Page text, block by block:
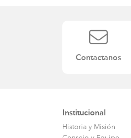
Contactanos
Institucional
Historia y Misión